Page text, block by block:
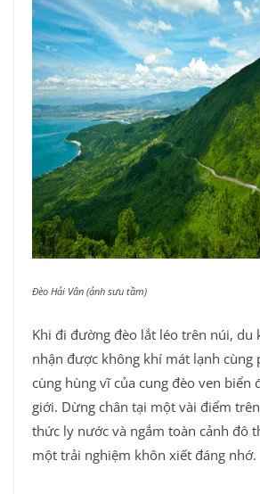
Đèo Hải Vân (ảnh sưu tầm)
Khi đi đường đèo lắt léo trên núi, du
nhận được không khí mát lạnh cùng
cùng hùng vĩ của cung đèo ven biển
giới. Dừng chân tại một vài điểm
thức ly nước và ngắm toàn cảnh đô
một trải nghiệm khôn xiết đáng nhớ.